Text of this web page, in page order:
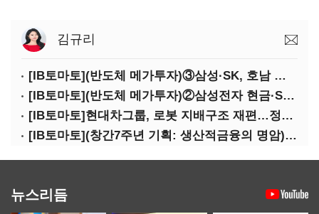
김규리
[IB토마토](반도체 메가투자)③삼성·SK, 호남 동시 출격…인력·협력사 쟁탈전
[IB토마토](반도체 메가투자)②삼성전자 현금·SDI 차입…엇갈린 2655조 투자체력
[IB토마토]현대차그룹, 로봇 지배구조 재편…정의선 1245억 추가 투입 유력
[IB토마토](창간7주년 기획: 생산적금융의 명암)③선택받은 산업, 커진 자금격차
뉴스리듬